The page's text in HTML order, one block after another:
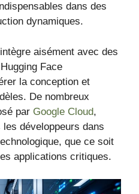
dans des
dynamiques.
aisément avec des
Face
la conception et
De nombreux
par Google Cloud,
développeurs dans
que ce soit
applications critiques.